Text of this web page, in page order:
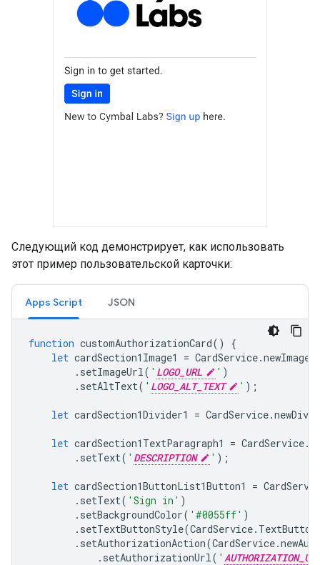
Следующий код демонстрирует, как использовать
этот пример пользовательской карточки:
Apps Script JSON
function customAuthorizationCard()
{
let cardSection1Image1 = CardService.newImage
. setImageUrl( ' LOGO_URL ' )
. setAltText( ' LOGO_ALT_TEXT ' );
let cardSection1Divider1 = CardService.
let cardSection1TextParagraph1 = CardService.
. setText( ' DESCRIPTION ' );
let cardSection1ButtonList1Button1 =
. setText( 'Sign in' )
. setBackgroundColor( '#0055ff' )
. setTextButtonStyle(CardService.
. setAuthorizationAction(CardService.
. setAuthorizationUrl( '